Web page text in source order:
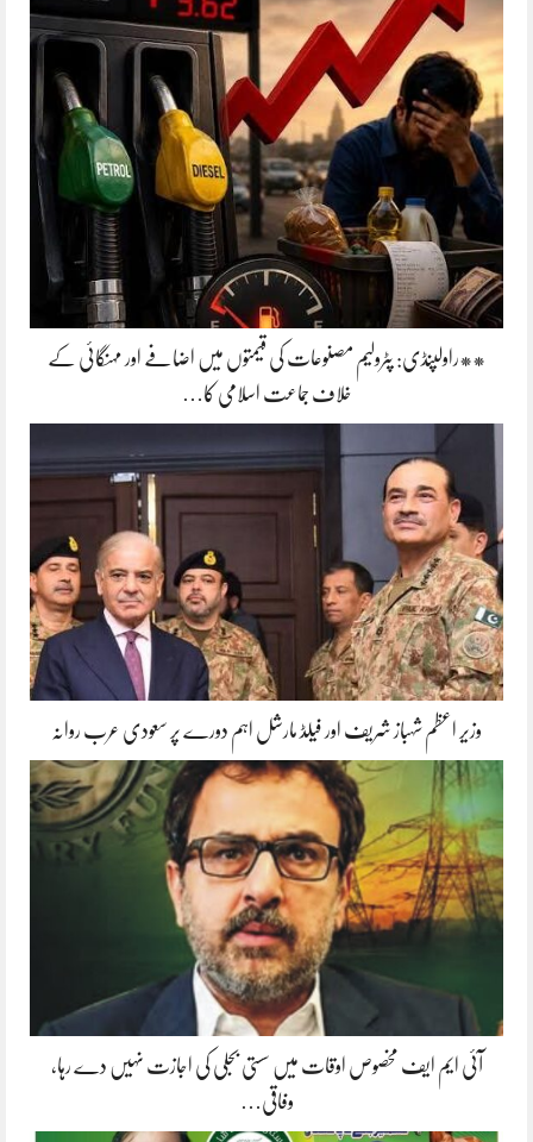
**راولپنڈی: پٹرولیم مصنوعات کی قیمتوں میں اضافے اور مہنگائی کے
خلاف جماعت اسلامی کا…
وزیر اعظم شہباز شریف اور فیلڈ مارشل اہم دورے پر سعودی عرب روانہ
آئی ایم ایف مخصوص اوقات میں سستی بجلی کی اجازت نہیں دے رہا،
وفاقی…